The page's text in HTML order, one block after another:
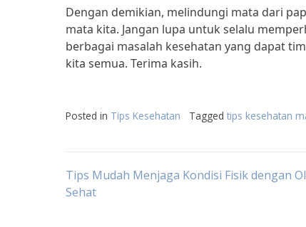
Dengan demikian, melindungi mata dari
mata kita. Jangan lupa untuk selalu
berbagai masalah kesehatan yang dapat
kita semua. Terima kasih.
Posted in Tips Kesehatan Tagged tips kesehatan
Post
Tips Mudah Menjaga Kondisi Fisik dengan
Sehat